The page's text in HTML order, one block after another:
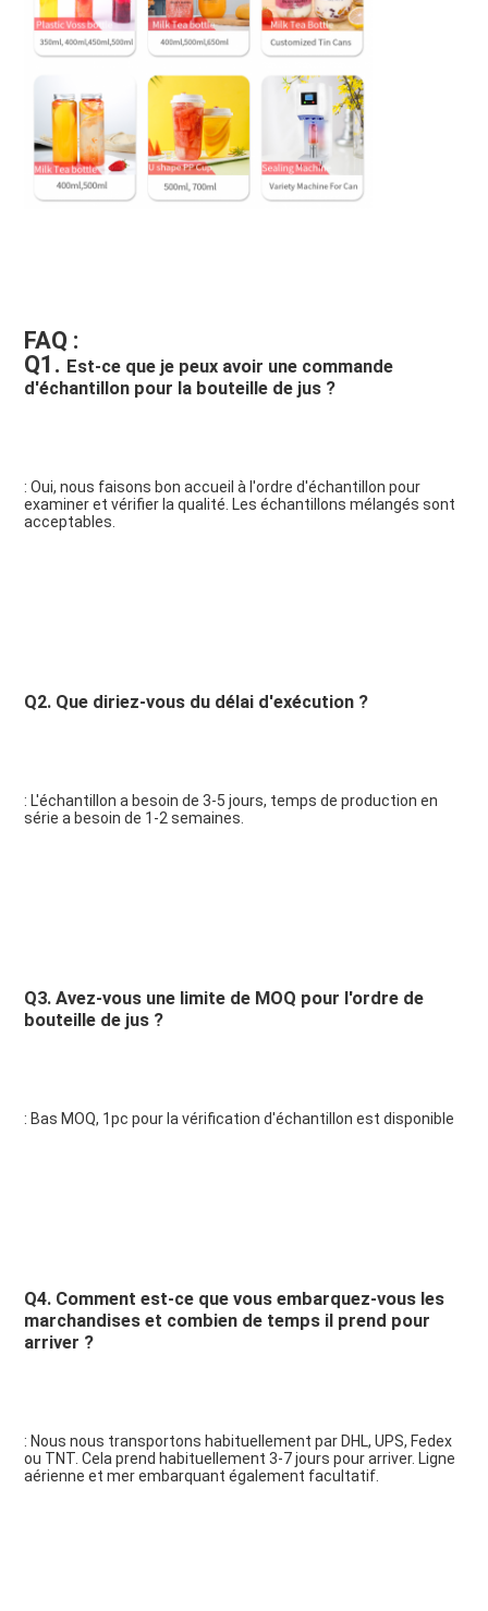
FAQ :
Q1. Est-ce que je peux avoir une commande
d'échantillon pour la bouteille de jus ?
: Oui, nous faisons bon accueil à l'ordre d'échantillon pour
examiner et vérifier la qualité. Les échantillons mélangés sont
acceptables.
Q2. Que diriez-vous du délai d'exécution ?
: L'échantillon a besoin de 3-5 jours, temps de production en
série a besoin de 1-2 semaines.
Q3. Avez-vous une limite de MOQ pour l'ordre de
bouteille de jus ?
: Bas MOQ, 1pc pour la vérification d'échantillon est disponible
Q4. Comment est-ce que vous embarquez-vous les
marchandises et combien de temps il prend pour
arriver ?
: Nous nous transportons habituellement par DHL, UPS, Fedex
ou TNT. Cela prend habituellement 3-7 jours pour arriver. Ligne
aérienne et mer embarquant également facultatif.